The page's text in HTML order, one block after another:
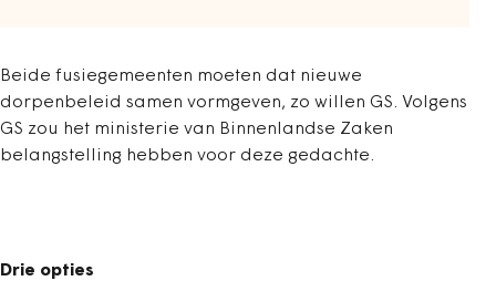
Beide fusiegemeenten moeten dat nieuwe
dorpenbeleid samen vormgeven, zo willen GS. Volgens
GS zou het ministerie van Binnenlandse Zaken
belangstelling hebben voor deze gedachte.
Drie opties